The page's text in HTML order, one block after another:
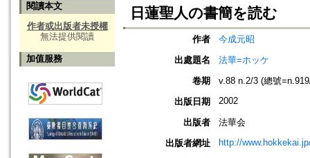
閱讀本文
作者或出版者未授權
無法提供閱讀
加值服務
日蓮聖人の書簡を読む
作者
今成元昭
出處題名
法華=ホッケ
卷期
v.88 n.2/3 (總號
出版日期
2002
出版者
法華会
出版者網址
http://